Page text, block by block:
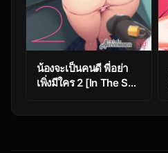
น้องจะเป็นคนดี พี่อย่า
เพิ่งมีใคร 2 [In The Sky